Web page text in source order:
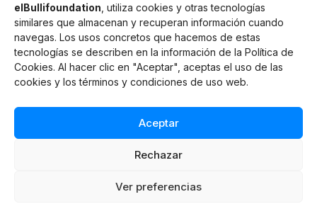
elBullifoundation , utiliza cookies y otras tecnologías
similares que almacenan y recuperan información cuando
navegas. Los usos concretos que hacemos de estas
tecnologías se describen en la información de la Política de
Cookies. Al hacer clic en "Aceptar", aceptas el uso de las
cookies y los términos y condiciones de uso web.
Aceptar
Rechazar
Ver preferencias
© elBullifoundation
Aviso legal y Política de privacidad
Prevención de delitos